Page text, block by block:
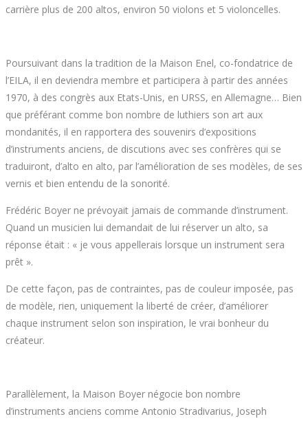
carrière plus de 200 altos, environ 50 violons et 5 violoncelles.
Poursuivant dans la tradition de la Maison Enel, co-fondatrice de
l’EILA, il en deviendra membre et participera à partir des années
1970, à des congrès aux Etats-Unis, en URSS, en Allemagne… Bien
que préférant comme bon nombre de luthiers son art aux
mondanités, il en rapportera des souvenirs d’expositions
d’instruments anciens, de discutions avec ses confrères qui se
traduiront, d’alto en alto, par l’amélioration de ses modèles, de ses
vernis et bien entendu de la sonorité.
Frédéric Boyer ne prévoyait jamais de commande d’instrument.
Quand un musicien lui demandait de lui réserver un alto, sa
réponse était : « je vous appellerais lorsque un instrument sera
prêt ».
De cette façon, pas de contraintes, pas de couleur imposée, pas
de modèle, rien, uniquement la liberté de créer, d’améliorer
chaque instrument selon son inspiration, le vrai bonheur du
créateur.
Parallèlement, la Maison Boyer négocie bon nombre
d’instruments anciens comme Antonio Stradivarius, Joseph